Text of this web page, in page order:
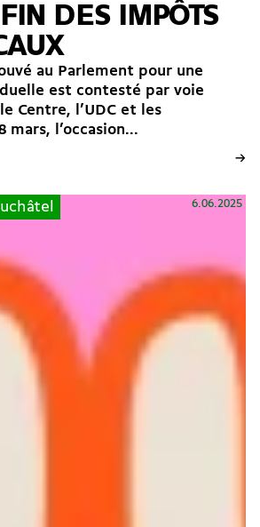
DES IMPÔTS
au Parlement pour une
est contesté par voie
Centre, l’UDC et les
mars, l’occasion...
→
6.06.2025